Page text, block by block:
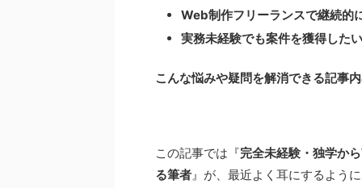
Web制作フリーランスで継続的
実務未経験でも案件を獲得した
こんな悩みや疑問を解消できる記事
この記事では『完全未経験・独学か
る筆者』が、最近よく耳にするよう